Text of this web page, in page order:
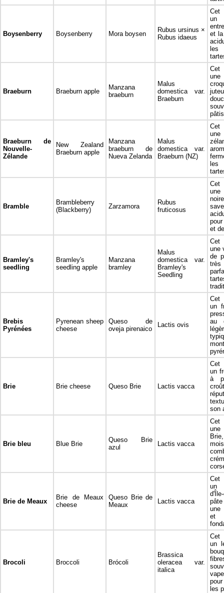
Boysenberry Boysenberry Mora boysen
Rubus ursinus ×
Rubus idaeus
Cet
un
et
les
Braeburn Braeburn apple
Manzana
braeburn
Malus
domestica var.
Braeburn
Cet
Braeburn de
Nouvelle-
Zélande
New Zealand
Braeburn apple
Manzana
braeburn de
Nueva Zelanda
Malus
domestica var.
Braeburn (NZ)
Cet
les
Bramble
Brambleberry
(Blackberry)
Zarzamora
Rubus
fruticosus
Cet
une
et
Bramley's
seedling
Bramley's
seedling apple
Manzana
bramley
Malus
domestica var.
Bramley's
Seedling
Cet
une
de
Brebis
Pyrénées
Pyrenean sheep
cheese
Queso de
oveja pirenaico
Lactis ovis
Cet
un
au
Brie Brie cheese Queso Brie Lactis vacca
Cet
un
à
son
Brie bleu Blue Brie
Queso Brie
azul
Lactis vacca
Cet
Brie de Meaux
Brie de Meaux
cheese
Queso Brie de
Meaux
Lactis vacca
Cet
un
une
et
Brocoli Broccoli Brócoli
Brassica
oleracea var.
italica
Cet
un
les